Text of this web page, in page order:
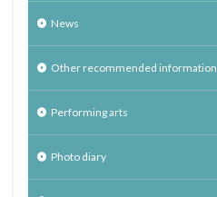
News
Other recommended information
Performing arts
Photo diary